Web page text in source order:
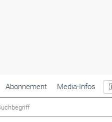
Abonnement
Media-Infos